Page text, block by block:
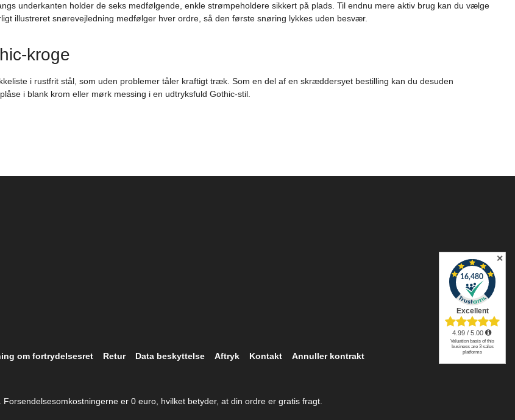
underkanten holder de seks medfølgende, enkle strømpeholdere sikkert på plads. Til endnu mere aktiv brug kan du vælge
illustreret snørevejledning medfølger hver ordre, så den første snøring lykkes uden besvær.
kroge
i rustfrit stål, som uden problemer tåler kraftigt træk. Som en del af en skræddersyet bestilling kan du desuden
i blank krom eller mørk messing i en udtryksfuld Gothic-stil.
om fortrydelsesret Retur Data beskyttelse Aftryk Kontakt Annuller kontrakt
er 0 euro, hvilket betyder, at din ordre er gratis fragt.
✕